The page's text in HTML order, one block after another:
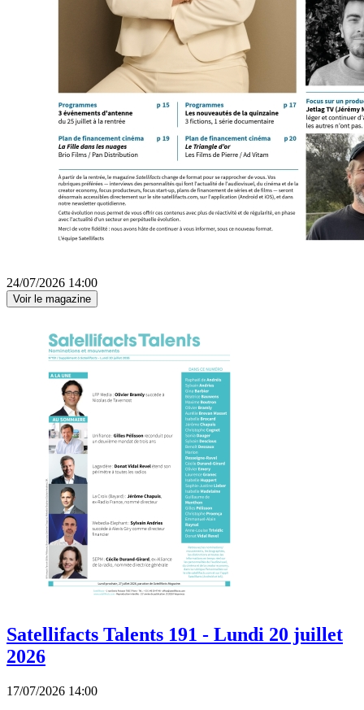
24/07/2026 14:00
Voir le magazine
Satellifacts Talents 191 - Lundi 20 juillet
2026
17/07/2026 14:00